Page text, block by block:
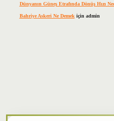
Dünyanın Güneş Etrafında Dönüş Hızı
Bahriye Askeri Ne Demek için admin